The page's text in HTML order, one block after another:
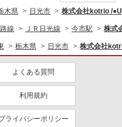
福祉
ドル（40代～）活躍中
木県 日光市 株式会社kotrio /
線 ＪＲ日光線 今市駅 株式
栃木県 日光市 株式会社
よくある質問
利用規約
ライバシーポリシー